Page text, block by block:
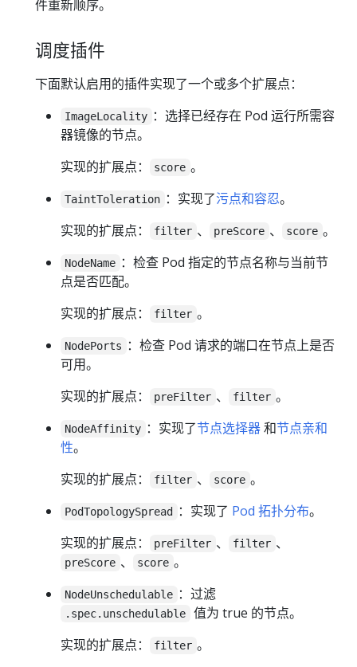
件重新顺序。
调度插件
下面默认启用的插件实现了一个或多个扩展点：
ImageLocality ：选择已经存在 Pod 运行所需容
器镜像的节点。
实现的扩展点：
score 。
TaintToleration ：实现了污点和容忍。
实现的扩展点：
filter 、 preScore 、 score 。
NodeName ：检查 Pod 指定的节点名称与当前节
点是否匹配。
实现的扩展点：
filter 。
NodePorts
：检查 Pod 请求的端口在节点上是否
可用。
实现的扩展点：
preFilter 、 filter 。
NodeAffinity ：实现了节点选择器和节点亲和
性。
实现的扩展点：
filter 、 score 。
PodTopologySpread ：实现了 Pod 拓扑分布。
实现的扩展点：
preFilter 、 filter 、
preScore 、 score 。
NodeUnschedulable ：过滤
.spec.unschedulable
值为 true 的节点。
实现的扩展点：
filter 。